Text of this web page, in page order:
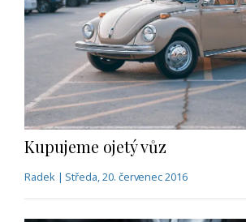
Kupujeme ojetý vůz
Radek | Středa, 20. červenec 2016